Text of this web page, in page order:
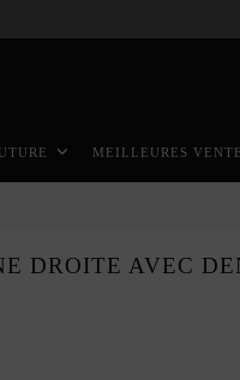
MEILLEURES
DROITE AVEC